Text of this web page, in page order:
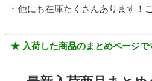
↑ 他にも在庫たくさんあります！
★ 入荷した商品のまとめページ